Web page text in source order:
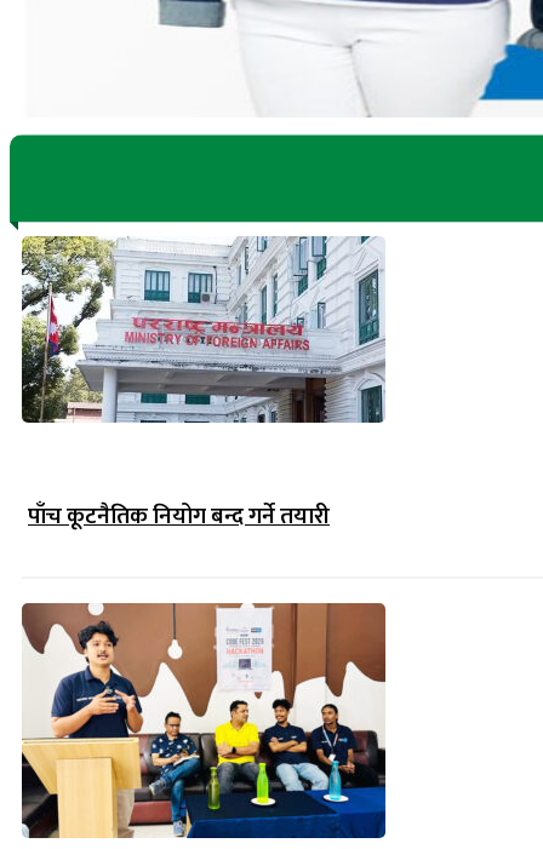
पाँच कूटनैतिक नियोग बन्द गर्ने तयारी